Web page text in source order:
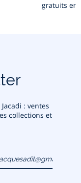
gratuits en
: ventes
collections et